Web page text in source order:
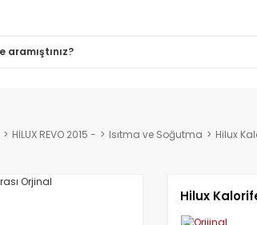
HİLUX REVO 2015 - Isıtma ve Soğutma Hilux
Hilux